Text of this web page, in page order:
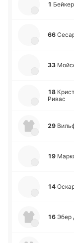
1
66
33
18
Ривас
29
19
14
16 Эбер